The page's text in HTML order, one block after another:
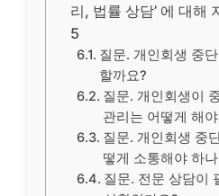
리, 법률 상담’ 에 대해
5
질문. 개인회생 중
할까요?
질문. 개인회생이
관리는 어떻게 해
질문. 개인회생 중
떻게 소통해야 하
질문. 전문 상담이